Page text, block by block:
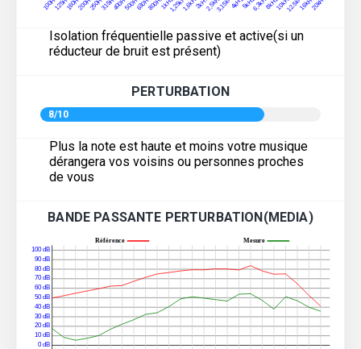
Isolation fréquentielle passive et active(si un
réducteur de bruit est présent)
PERTURBATION
8/10
Plus la note est haute et moins votre musique
dérangera vos voisins ou personnes proches
de vous
BANDE PASSANTE PERTURBATION(MEDIA)